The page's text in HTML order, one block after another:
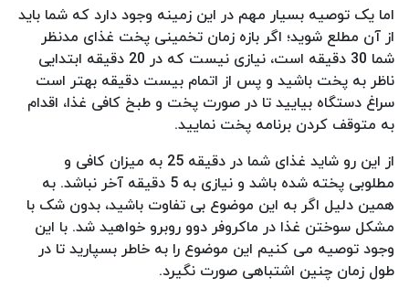
اما یک توصیه بسیار مهم در این زمینه وجود دارد که شما باید
از آن مطلع شوید؛ اگر بازه زمان تخمینی پخت غذای مدنظر
شما 30 دقیقه است، نیازی نیست که در 20 دقیقه ابتدایی
ناظر به پخت باشید و پس از اتمام بیست دقیقه بهتر است
سراغ دستگاه بیایید تا در صورت پخت و طبخ کافی غذا، اقدام
به متوقف کردن برنامه پخت نمایید.
از این رو شاید غذای شما در دقیقه 25 به میزان کافی و
مطلوبی پخته شده باشد و نیازی به 5 دقیقه آخر نباشد. به
همین دلیل اگر به این موضوع بی تفاوت باشید، بدون شک با
مشکل سوختن غذا در ماکروفر دوو روبرو خواهید شد. با این
وجود توصیه می کنیم این موضوع را به خاطر بسپارید تا در
طول زمان چنین اشتباهی صورت نگیرد.